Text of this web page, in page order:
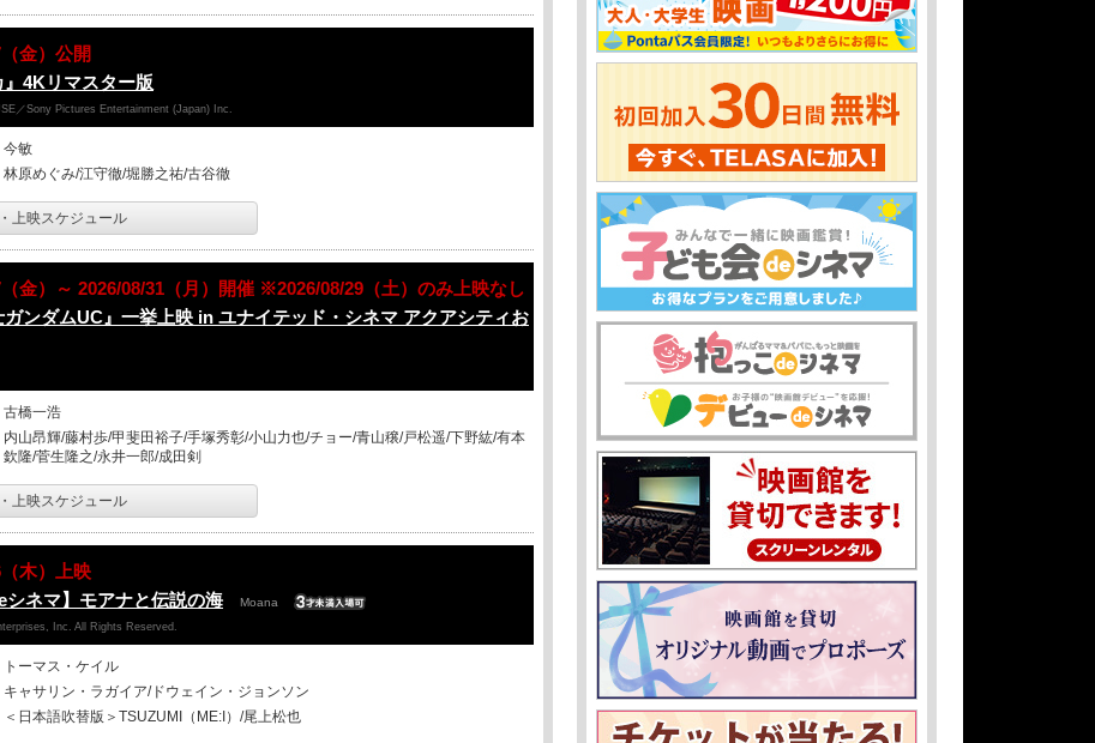
金）公開
』4Kリマスター版
／Sony Pictures Entertainment (Japan) Inc.
今敏
林原めぐみ/江守徹/堀勝之祐/古谷徹
上映スケジュール
金）～ 2026/08/31（月）開催 ※2026/08/29（土）のみ上映なし
ガンダムUC』一挙上映 in ユナイテッド・シネマ アクアシティお
古橋一浩
内山昂輝/藤村歩/甲斐田裕子/手塚秀彰/小山力也/チョー/青山穣/戸松遥/下野紘/有本
欽隆/菅生隆之/永井一郎/成田剣
上映スケジュール
木）上映
シネマ】モアナと伝説の海
Moana
Inc. All Rights Reserved.
トーマス・ケイル
キャサリン・ラガイア/ドウェイン・ジョンソン
＜日本語吹替版＞TSUZUMI（ME:I）/尾上松也